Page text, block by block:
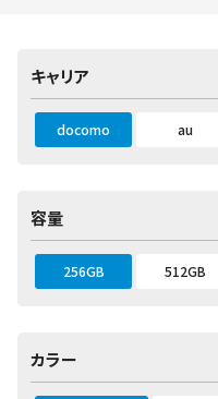
キャリア
docomo au
容量
256GB 512GB
カラー